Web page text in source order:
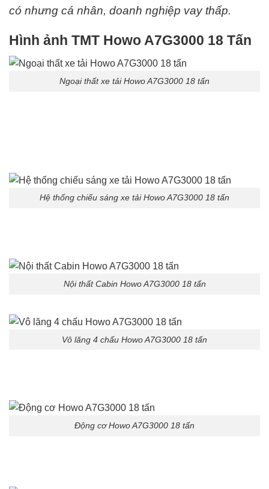
có nhưng cá nhân, doanh nghiệp vay thấp.
Hình ảnh TMT Howo A7G3000 18 Tấn
Ngoại thất xe tải Howo A7G3000 18 tấn
Hệ thống chiếu sáng xe tải Howo A7G3000 18 tấn
Nội thất Cabin Howo A7G3000 18 tấn
Vô lăng 4 chấu Howo A7G3000 18 tấn
Động cơ Howo A7G3000 18 tấn